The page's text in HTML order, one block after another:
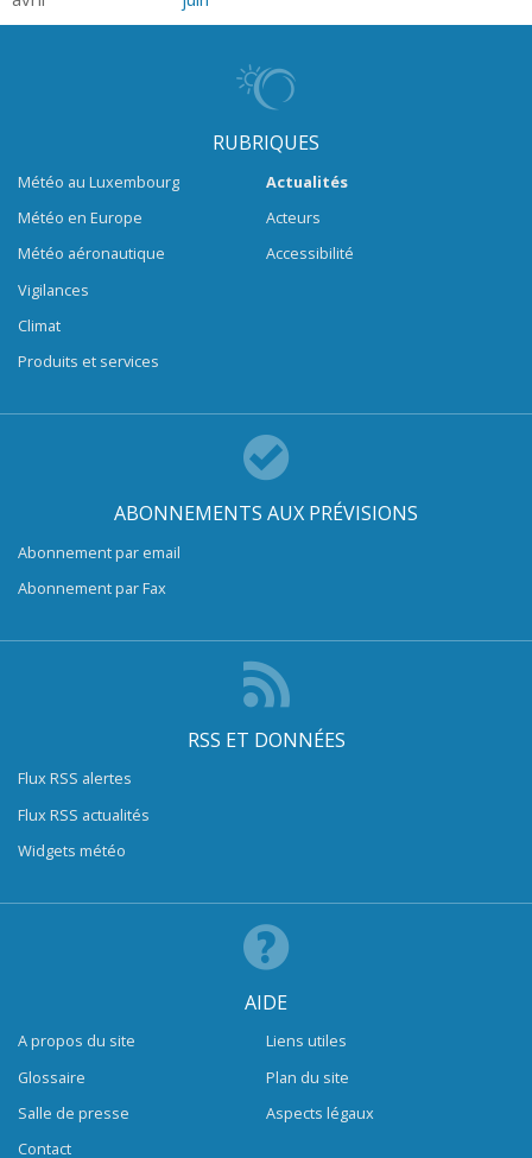
RUBRIQUES
Météo au Luxembourg
Météo en Europe
Météo aéronautique
Vigilances
Climat
Produits et services
Actualités
Acteurs
Accessibilité
ABONNEMENTS AUX PRÉVISIONS
Abonnement par email
Abonnement par Fax
RSS ET DONNÉES
Flux RSS alertes
Flux RSS actualités
Widgets météo
AIDE
A propos du site
Glossaire
Salle de presse
Contact
Liens utiles
Plan du site
Aspects légaux